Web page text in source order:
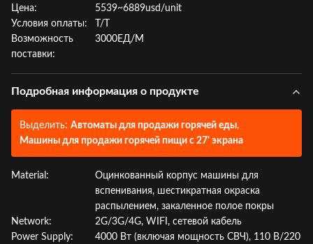
Цена:
5539~6889usd/unit
Условия оплаты:
Т/Т
Возможность
поставки:
3000ЕД/М
Подробная информация о продукте
Выделить: Автоматы для продажи горячей еды,
Машины для продажи горячей пищи с 27' экрана
Material:
Оцинкованный корпус машины для
вспенивания, шестикратная окраска
распылением, закаленное полое покры
Network:
2G/3G/4G, WIFI, сетевой кабель
Power Supply:
4000 Вт (включая мощность СВЧ), 110 В/220